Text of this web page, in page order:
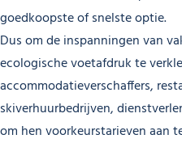
goedkoopste of snelste optie.
Dus om de inspanningen van
ecologische voetafdruk te
accommodatieverschaffers,
skiverhuurbedrijven,
om hen voorkeurstarieven aan